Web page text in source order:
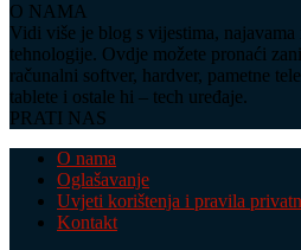
O NAMA
Vidi više je blog s vijestima, najavama
tehnologije. Ovdje možete pronaći
računalni softver, hardver, pametne
tablete i ostale hi – tech uređaje.
PRATI NAS
O nama
Oglašavanje
Uvjeti korištenja i pravila
Kontakt